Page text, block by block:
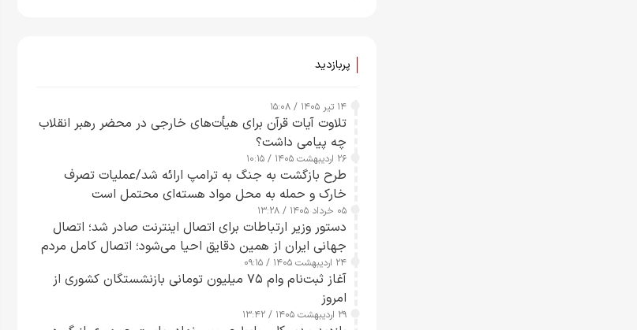
پربازدید
۱۴ تیر ۱۴۰۵ / ۱۵:۰۸
تلاوت آیات قرآن برای هیأت‌های خارجی در محضر رهبر انقلاب
چه پیامی داشت؟
۲۶ اردیبهشت ۱۴۰۵ / ۱۰:۱۵
طرح‌ بازگشت به جنگ به ترامپ ارائه شد/عملیات تصرف
خارک و حمله به محل مواد هسته‌ای محتمل است
۰۵ خرداد ۱۴۰۵ / ۱۳:۲۸
دستور وزیر ارتباطات برای اتصال اینترنت صادر شد؛ اتصال
جهانی ایران از همین دقایق احیا می‌شود؛ اتصال کامل مردم
تا ۲۴ ساعت آینده
۲۴ اردیبهشت ۱۴۰۵ / ۰۹:۱۵
آغاز ثبت‌نام وام ۷۵ میلیون تومانی بازنشستگان کشوری از
امروز
۲۹ اردیبهشت ۱۴۰۵ / ۱۳:۴۲